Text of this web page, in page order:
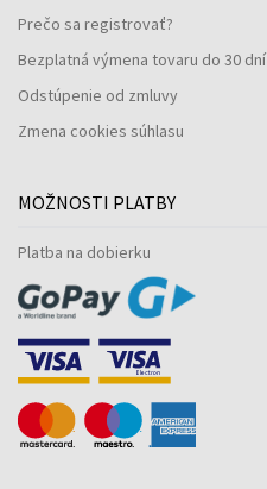
Prečo sa registrovať?
Bezplatná výmena tovaru do 30 dní
Odstúpenie od zmluvy
Zmena cookies súhlasu
MOŽNOSTI PLATBY
Platba na dobierku